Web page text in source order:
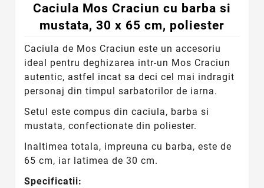
Caciula Mos Craciun cu barba si
mustata, 30 x 65 cm, poliester
Caciula de Mos Craciun este un accesoriu
ideal pentru deghizarea intr-un Mos Craciun
autentic, astfel incat sa deci cel mai indragit
personaj din timpul sarbatorilor de iarna.
Setul este compus din caciula, barba si
mustata, confectionate din poliester.
Inaltimea totala, impreuna cu barba, este de
65 cm, iar latimea de 30 cm.
Specificatii: